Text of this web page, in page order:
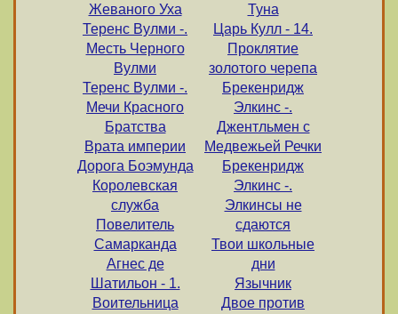
Жеваного Уха
Теренс Вулми -.
Месть Черного
Вулми
Теренс Вулми -.
Мечи Красного
Братства
Врата империи
Дорога Боэмунда
Королевская
служба
Повелитель
Самарканда
Агнес де
Шатильон - 1.
Воительница
Туна
Царь Кулл - 14.
Проклятие
золотого черепа
Брекенридж
Элкинс -.
Джентльмен с
Медвежьей Речки
Брекенридж
Элкинс -.
Элкинсы не
сдаются
Твои школьные
дни
Язычник
Двое против